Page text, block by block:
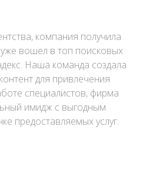
компания получила
вошел в топ поисковых
Наша команда создала
для привлечения
специалистов, фирма
имидж с выгодным
предоставляемых услуг.